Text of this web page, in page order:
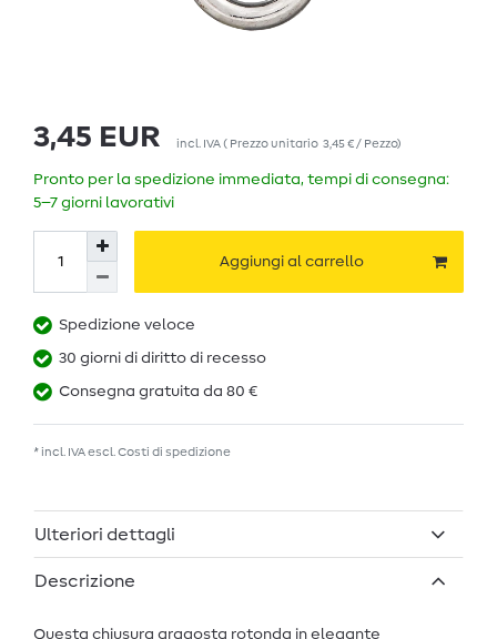
3,45 EUR incl. IVA( Prezzo unitario 3,45 € / Pezzo)
Pronto per la spedizione immediata, tempi di consegna:
5–7 giorni lavorativi
Aggiungi al carrello
Spedizione veloce
30 giorni di diritto di recesso
Consegna gratuita da 80 €
* incl. IVA escl.Costi di spedizione
Ulteriori dettagli
Descrizione
Questa chiusura aragosta rotonda in elegante